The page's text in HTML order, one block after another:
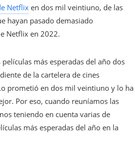
Netflixen dos mil veintiuno, de las
hayan pasado demasiado
Netflix en 2022.
más esperadas del año dos
de la cartelera de cines
prometió en dos mil veintiuno y lo ha
Por eso, cuando reuníamos las
teniendo en cuenta varias de
más esperadas del año en la